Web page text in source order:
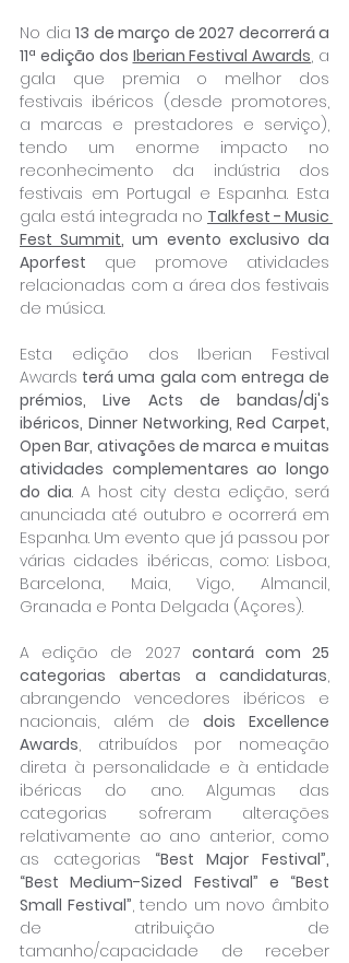
No dia 13 de março de 2027 decorrerá a
11ª edição dos Iberian Festival Awards, a
gala que premia o melhor dos
festivais ibéricos (desde promotores,
a marcas e prestadores e serviço),
tendo um enorme impacto no
reconhecimento da indústria dos
festivais em Portugal e Espanha. Esta
gala está integrada no Talkfest - Music
Fest Summit, um evento exclusivo da
Aporfest que promove atividades
relacionadas com a área dos festivais
de música.
Esta edição dos Iberian Festival
Awards terá uma gala com entrega de
prémios, Live Acts de bandas/dj's
ibéricos, Dinner Networking, Red Carpet,
Open Bar, ativações de marca e muitas
atividades complementares ao longo
do dia. A host city desta edição, será
anunciada até outubro e ocorrerá em
Espanha. Um evento que já passou por
várias cidades ibéricas, como: Lisboa,
Barcelona, Maia, Vigo, Almancil,
Granada e Ponta Delgada (Açores).
A edição de 2027 contará com 25
categorias abertas a candidaturas,
abrangendo vencedores ibéricos e
nacionais, além de dois Excellence
Awards, atribuídos por nomeação
direta à personalidade e à entidade
ibéricas do ano. Algumas das
categorias sofreram alterações
relativamente ao ano anterior, como
as categorias “Best Major Festival”,
“Best Medium-Sized Festival” e “Best
Small Festival”, tendo um novo âmbito
de atribuição de
tamanho/capacidade de receber